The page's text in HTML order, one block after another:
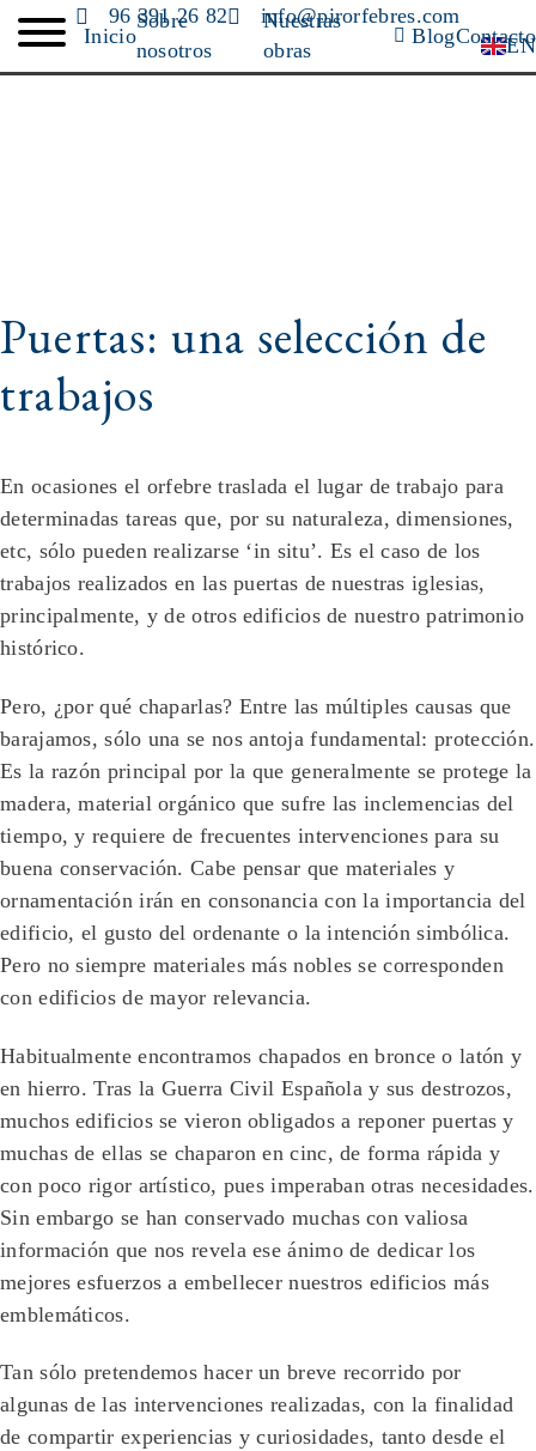
contenido
Inicio
Sobre
nosotros
Nuestras
obras
BlogContacto
96 391 26 82
info@pirorfebres.com
EN
Puertas: una selección de
trabajos
En ocasiones el orfebre traslada el lugar de trabajo para
determinadas tareas que, por su naturaleza, dimensiones,
etc, sólo pueden realizarse ‘in situ’. Es el caso de los
trabajos realizados en las puertas de nuestras iglesias,
principalmente, y de otros edificios de nuestro patrimonio
histórico.
Pero, ¿por qué chaparlas? Entre las múltiples causas que
barajamos, sólo una se nos antoja fundamental: protección.
Es la razón principal por la que generalmente se protege la
madera, material orgánico que sufre las inclemencias del
tiempo, y requiere de frecuentes intervenciones para su
buena conservación. Cabe pensar que materiales y
ornamentación irán en consonancia con la importancia del
edificio, el gusto del ordenante o la intención simbólica.
Pero no siempre materiales más nobles se corresponden
con edificios de mayor relevancia.
Habitualmente encontramos chapados en bronce o latón y
en hierro. Tras la Guerra Civil Española y sus destrozos,
muchos edificios se vieron obligados a reponer puertas y
muchas de ellas se chaparon en cinc, de forma rápida y
con poco rigor artístico, pues imperaban otras necesidades.
Sin embargo se han conservado muchas con valiosa
información que nos revela ese ánimo de dedicar los
mejores esfuerzos a embellecer nuestros edificios más
emblemáticos.
Tan sólo pretendemos hacer un breve recorrido por
algunas de las intervenciones realizadas, con la finalidad
de compartir experiencias y curiosidades, tanto desde el